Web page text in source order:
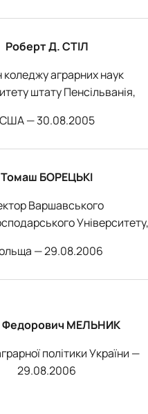
Роберт Д. СТІЛ
аграрних наук
штату Пенсільванія,
США — 30.08.2005
Томаш БОРЕЦЬКІ
Варшавського
Університету,
— 29.08.2006
Федорович МЕЛЬНИК
політики України —
29.08.2006